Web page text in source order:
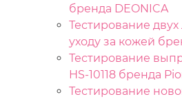
бренда DEONICA
Тестирование
уходу за кожей
Тестирование
HS-10118 бренда
Тестирование